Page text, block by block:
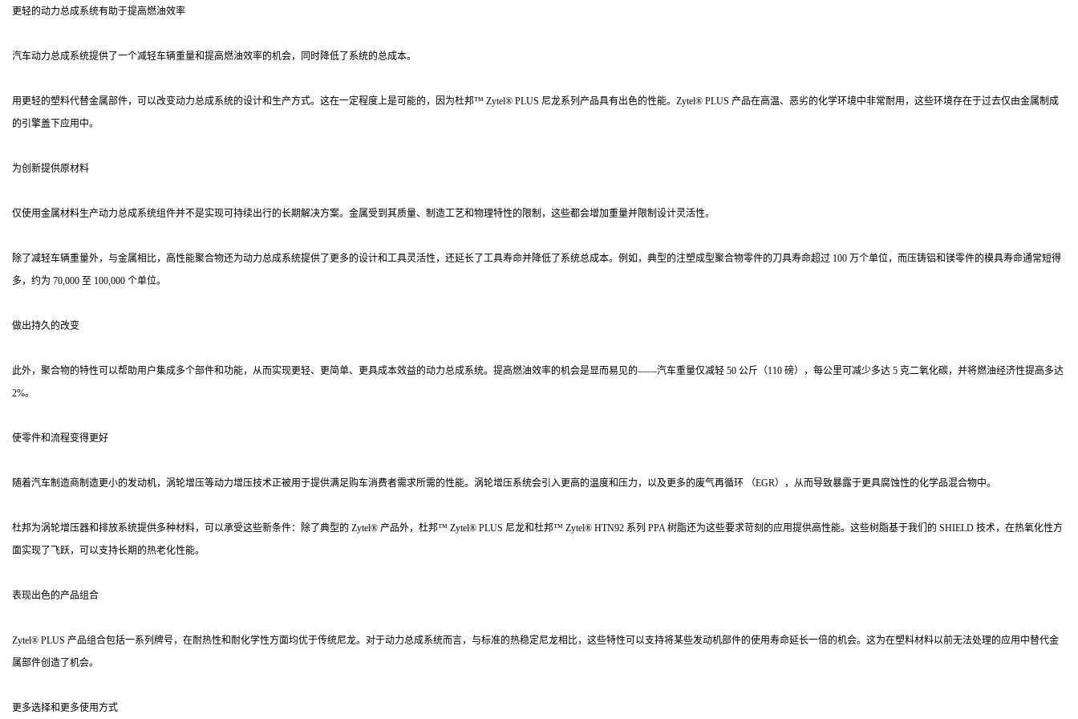
更轻的动力总成系统有助于提高燃油效率
汽车动力总成系统提供了一个减轻车辆重量和提高燃油效率的机会，同时降低了系统的总成本。
用更轻的塑料代替金属部件，可以改变动力总成系统的设计和生产方式。这在一定程度上是可能的，因为杜邦™ Zytel® PLUS 尼龙系列产品具有出色的性能。Zytel® PLUS 产品在高温、恶劣的化学环境中非常耐用，这些环境存在于过去仅由金属制成
的引擎盖下应用中。
为创新提供原材料
仅使用金属材料生产动力总成系统组件并不是实现可持续出行的长期解决方案。金属受到其质量、制造工艺和物理特性的限制，这些都会增加重量并限制设计灵活性。
除了减轻车辆重量外，与金属相比，高性能聚合物还为动力总成系统提供了更多的设计和工具灵活性，还延长了工具寿命并降低了系统总成本。例如，典型的注塑成型聚合物零件的刀具寿命超过 100 万个单位，而压铸铝和镁零件的模具寿命通常短得
多，约为 70,000 至 100,000 个单位。
做出持久的改变
此外，聚合物的特性可以帮助用户集成多个部件和功能，从而实现更轻、更简单、更具成本效益的动力总成系统。提高燃油效率的机会是显而易见的——汽车重量仅减轻 50 公斤（110 磅），每公里可减少多达 5 克二氧化碳，并将燃油经济性提高多达
2%。
使零件和流程变得更好
随着汽车制造商制造更小的发动机，涡轮增压等动力增压技术正被用于提供满足购车消费者需求所需的性能。涡轮增压系统会引入更高的温度和压力，以及更多的废气再循环 （EGR），从而导致暴露于更具腐蚀性的化学品混合物中。
杜邦为涡轮增压器和排放系统提供多种材料，可以承受这些新条件：除了典型的 Zytel® 产品外，杜邦™ Zytel® PLUS 尼龙和杜邦™ Zytel® HTN92 系列 PPA 树脂还为这些要求苛刻的应用提供高性能。这些树脂基于我们的 SHIELD 技术，在热氧化性方
面实现了飞跃，可以支持长期的热老化性能。
表现出色的产品组合
Zytel® PLUS 产品组合包括一系列牌号，在耐热性和耐化学性方面均优于传统尼龙。对于动力总成系统而言，与标准的热稳定尼龙相比，这些特性可以支持将某些发动机部件的使用寿命延长一倍的机会。这为在塑料材料以前无法处理的应用中替代金
属部件创造了机会。
更多选择和更多使用方式